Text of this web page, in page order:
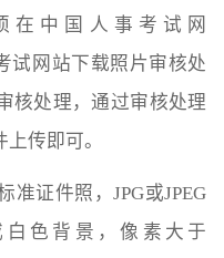
在中国人事考试网
试网站下载照片审核处
核处理，通过审核处理
传即可。
准证件照，JPG或JPEG
色背景，像素大于